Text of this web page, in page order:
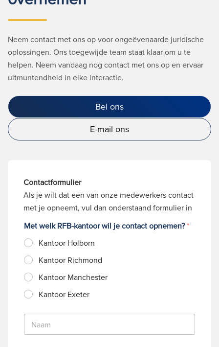
Neem contact met ons op voor ongeëvenaarde juridische
oplossingen. Ons toegewijde team staat klaar om u te
helpen. Neem vandaag nog contact met ons op en ervaar
uitmuntendheid in elke interactie.
Bel ons
E-mail ons
Contactformulier
Als je wilt dat een van onze medewerkers contact
met je opneemt, vul dan onderstaand formulier in
Met welk RFB-kantoor wil je contact opnemen?*
Kantoor Holborn
Kantoor Richmond
Kantoor Manchester
Kantoor Exeter
N
a